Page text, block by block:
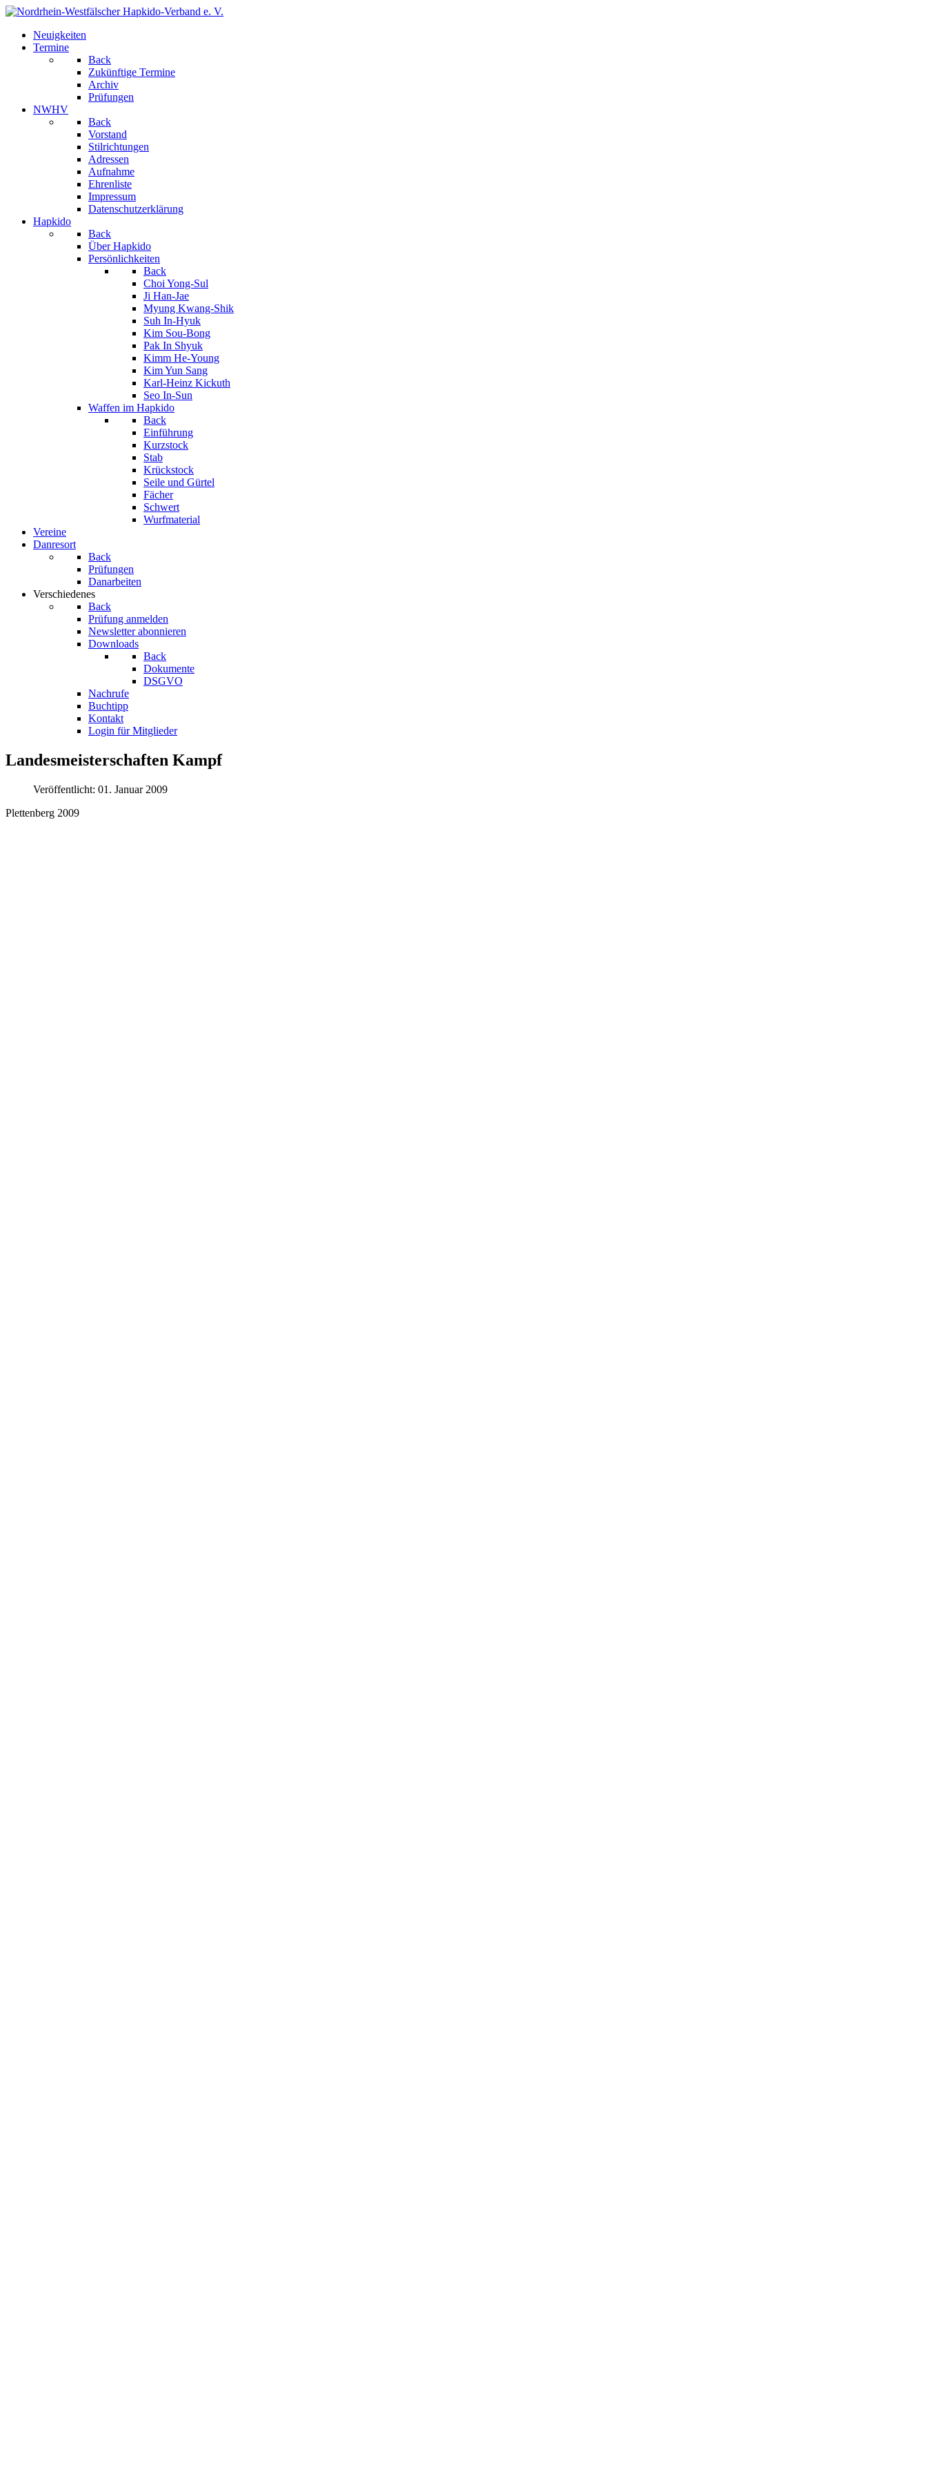
Neuigkeiten
Termine
Back
Zukünftige Termine
Archiv
Prüfungen
NWHV
Back
Vorstand
Stilrichtungen
Adressen
Aufnahme
Ehrenliste
Impressum
Datenschutzerklärung
Hapkido
Back
Über Hapkido
Persönlichkeiten
Back
Choi Yong-Sul
Ji Han-Jae
Myung Kwang-Shik
Suh In-Hyuk
Kim Sou-Bong
Pak In Shyuk
Kimm He-Young
Kim Yun Sang
Karl-Heinz Kickuth
Seo In-Sun
Waffen im Hapkido
Back
Einführung
Kurzstock
Stab
Krückstock
Seile und Gürtel
Fächer
Schwert
Wurfmaterial
Vereine
Danresort
Back
Prüfungen
Danarbeiten
Verschiedenes
Back
Prüfung anmelden
Newsletter abonnieren
Downloads
Back
Dokumente
DSGVO
Nachrufe
Buchtipp
Kontakt
Login für Mitglieder
Landesmeisterschaften Kampf
Veröffentlicht: 01. Januar 2009
Plettenberg 2009